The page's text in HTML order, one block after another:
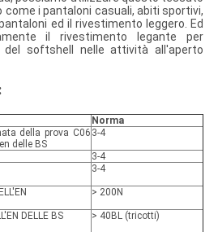
come i pantaloni casuali, abiti sportivi,
ed il rivestimento leggero. Ed
il rivestimento legante per
del softshell nelle attività all'aperto
Norma
della prova C06
delle BS
3-4
3-4
3-4
> 200N
DELLE BS > 40BL (tricotti)